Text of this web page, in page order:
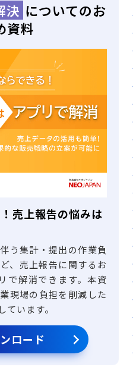
決 についてのお
資料
売上報告の悩みは
う集計・提出の作業負
、売上報告に関するお
で解消できます。本資
現場の負担を削減した
います。
ロード